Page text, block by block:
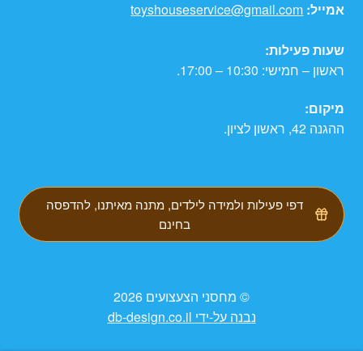
אמייל: toyshouseservice@gmail.com
שעות פעילות:
ראשון – חמישי: 10:30 – 17:00.
מיקום:
ההגנה 42, ראשון לציון.
דפי פעילות ולמידה לילדים, מתנה מאיתנו, להדפסה
בחינם
© מחסני הצעצועים 2026
נבנה על-ידי db-design.co.il